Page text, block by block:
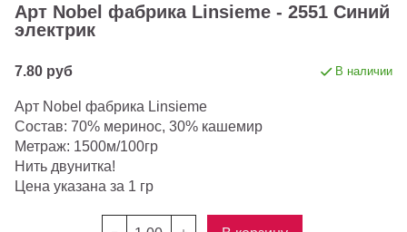
Арт Nobel фабрика Linsieme - 2551 Синий
электрик
7.80 руб В наличии
Арт Nobel фабрика Linsieme
Состав: 70% меринос, 30% кашемир
Метраж: 1500м/100гр
Нить двунитка!
Цена указана за 1 гр